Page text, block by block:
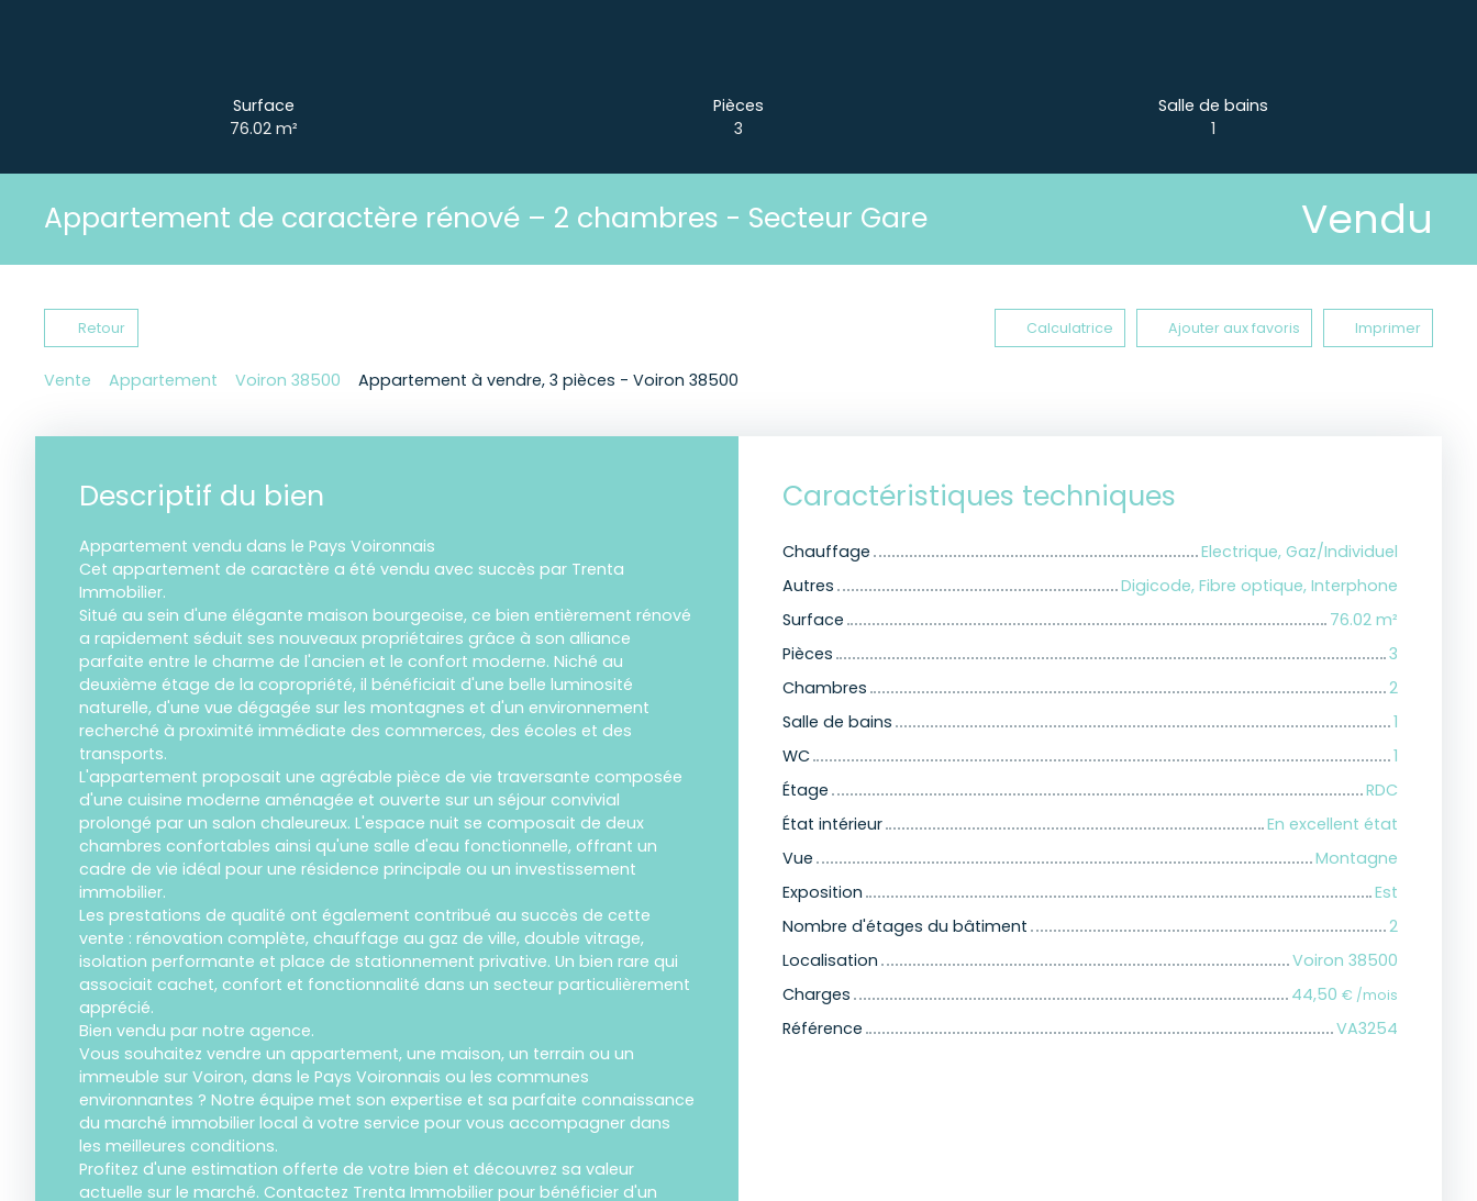
Surface
76.02m²
Pièces
3
Salle de bains
1
Appartement de caractère rénové – 2 chambres - Secteur Gare Vendu
Retour Calculatrice Ajouter aux favoris Imprimer
Vente Appartement Voiron 38500 Appartement à vendre, 3 pièces - Voiron 38500
Descriptif du bien
Appartement vendu dans le Pays Voironnais
Cet appartement de caractère a été vendu avec succès par Trenta
Immobilier.
Situé au sein d'une élégante maison bourgeoise, ce bien entièrement rénové
a rapidement séduit ses nouveaux propriétaires grâce à son alliance
parfaite entre le charme de l'ancien et le confort moderne. Niché au
deuxième étage de la copropriété, il bénéficiait d'une belle luminosité
naturelle, d'une vue dégagée sur les montagnes et d'un environnement
recherché à proximité immédiate des commerces, des écoles et des
transports.
L'appartement proposait une agréable pièce de vie traversante composée
d'une cuisine moderne aménagée et ouverte sur un séjour convivial
prolongé par un salon chaleureux. L'espace nuit se composait de deux
chambres confortables ainsi qu'une salle d'eau fonctionnelle, offrant un
cadre de vie idéal pour une résidence principale ou un investissement
immobilier.
Les prestations de qualité ont également contribué au succès de cette
vente : rénovation complète, chauffage au gaz de ville, double vitrage,
isolation performante et place de stationnement privative. Un bien rare qui
associait cachet, confort et fonctionnalité dans un secteur particulièrement
apprécié.
Bien vendu par notre agence.
Vous souhaitez vendre un appartement, une maison, un terrain ou un
immeuble sur Voiron, dans le Pays Voironnais ou les communes
environnantes ? Notre équipe met son expertise et sa parfaite connaissance
du marché immobilier local à votre service pour vous accompagner dans
les meilleures conditions.
Profitez d'une estimation offerte de votre bien et découvrez sa valeur
actuelle sur le marché. Contactez Trenta Immobilier pour bénéficier d'un
Caractéristiques techniques
Chauffage
Electrique, Gaz/Individuel
Autres
Digicode, Fibre optique, Interphone
Surface
76.02 m²
Pièces
3
Chambres
2
Salle de bains
1
WC
1
Étage
RDC
État intérieur
En excellent état
Vue
Montagne
Exposition
Est
Nombre d'étages du bâtiment
2
Localisation
Voiron 38500
Charges
44,50 € /mois
Référence VA3254